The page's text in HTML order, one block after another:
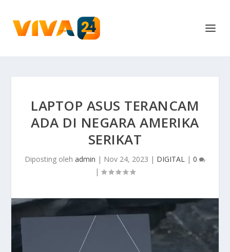
LAPTOP ASUS TERANCAM
ADA DI NEGARA AMERIKA
SERIKAT
Diposting oleh admin | Nov 24, 2023 | DIGITAL | 0
|